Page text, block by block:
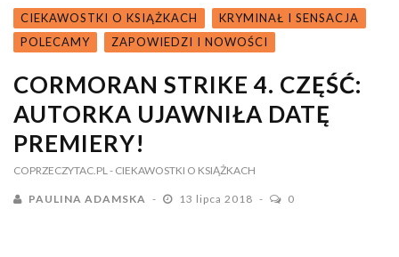
CIEKAWOSTKI O KSIĄŻKACH
KRYMINAŁ I SENSACJA
POLECAMY
ZAPOWIEDZI I NOWOŚCI
CORMORAN STRIKE 4. CZĘŚĆ:
AUTORKA UJAWNIŁA DATĘ
PREMIERY!
COPRZECZYTAC.PL - CIEKAWOSTKI O KSIĄŻKACH
PAULINA ADAMSKA 13 lipca 2018 0